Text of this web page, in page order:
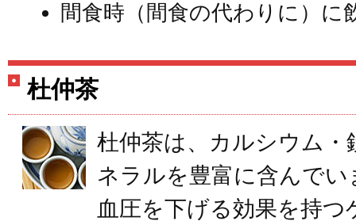
間食時（間食の代わりに）に
杜仲茶
杜仲茶は、カルシウム・
ネラルを豊富に含んでい
血圧を下げる効果を持つ